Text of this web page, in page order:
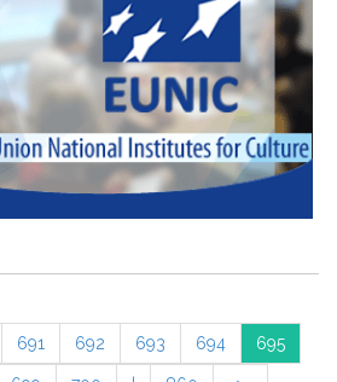
691 692 693 694 695